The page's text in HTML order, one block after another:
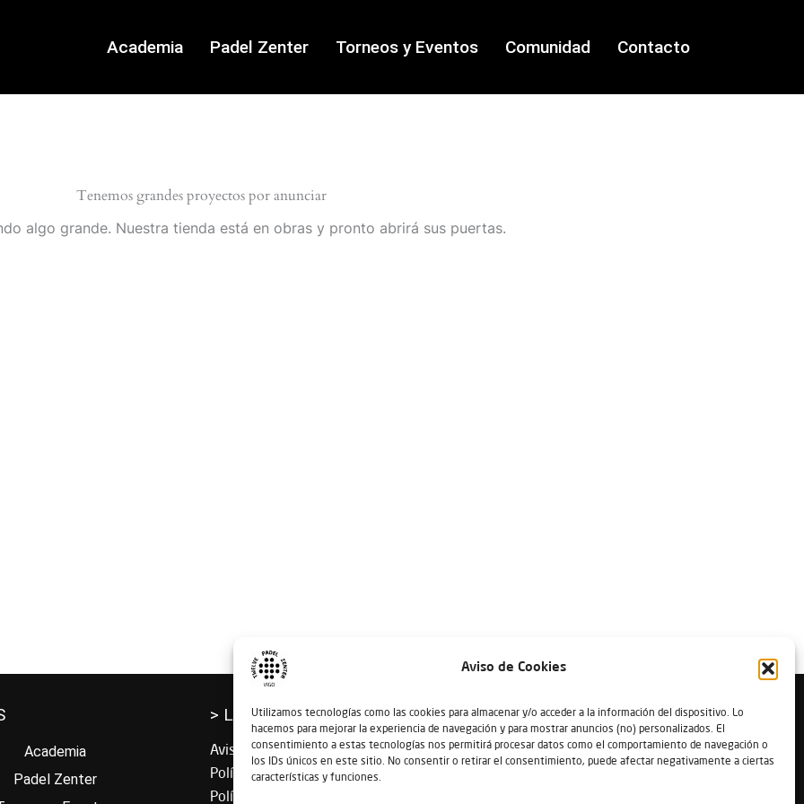
Aviso de Cookies
Utilizamos tecnologías como las cookies para almacenar y/o acceder a la información del dispositivo. Lo
hacemos para mejorar la experiencia de navegación y para mostrar anuncios (no) personalizados. El
consentimiento a estas tecnologías nos permitirá procesar datos como el comportamiento de navegación o
los IDs únicos en este sitio. No consentir o retirar el consentimiento, puede afectar negativamente a ciertas
características y funciones.
Academia Padel Zenter Torneos y Eventos Comunidad Contacto
Tenemos grandes proyectos por anunciar
algo grande. Nuestra tienda está en obras y pronto abrirá sus puertas.
Academia
Padel Zenter
> LEGAL
Aviso Legal
Política de Privacidad
Política de Cookies
> NOVEDADES
F
a
I
n
T
e